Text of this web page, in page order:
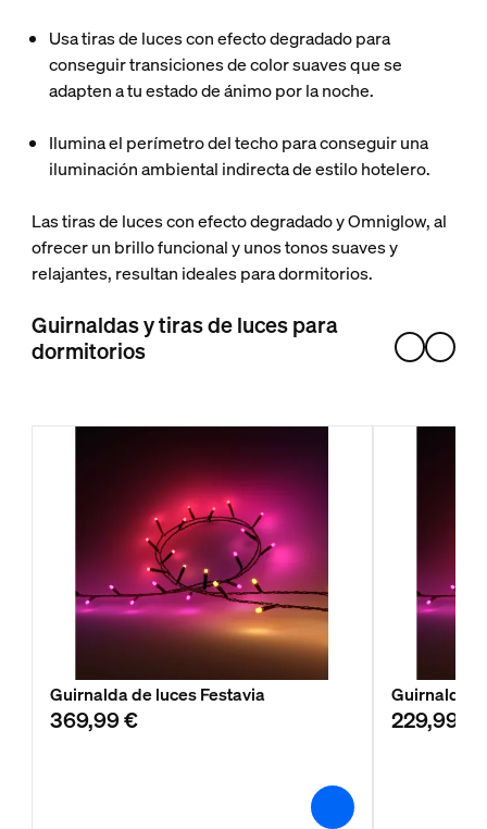
Usa tiras de luces con efecto degradadopara
conseguir transiciones de color suaves que se
adapten a tu estado de ánimo por la noche.
Ilumina el perímetro del techopara conseguir una
iluminación ambiental indirecta de estilo hotelero.
Las tiras de luces con efecto degradado y Omniglow, al
ofrecer un brillo funcional y unos tonos suaves y
relajantes, resultan ideales para dormitorios.
Guirnaldas y tiras de luces para
dormitorios
Guirnalda de luces Festavia
369,99 €
Guirnalda
229,99 €